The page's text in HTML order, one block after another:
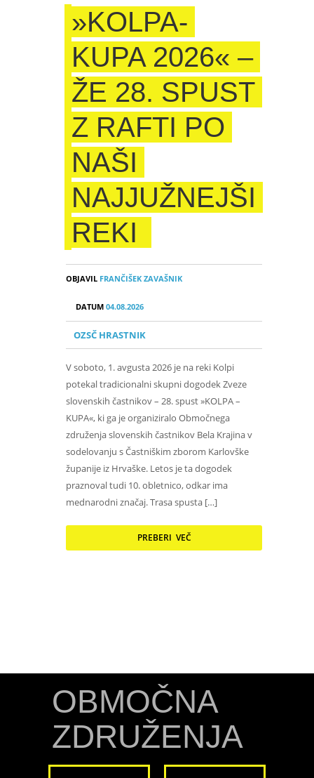
»KOLPA-
KUPA 2026« –
ŽE 28. SPUST
Z RAFTI PO
NAŠI
NAJJUŽNEJŠI
REKI
OBJAVIL FRANČIŠEK ZAVAŠNIK
DATUM 04.08.2026
OZSČ HRASTNIK
V soboto, 1. avgusta 2026 je na reki Kolpi
potekal tradicionalni skupni dogodek Zveze
slovenskih častnikov – 28. spust »KOLPA –
KUPA«, ki ga je organiziralo Območnega
združenja slovenskih častnikov Bela Krajina v
sodelovanju s Častniškim zborom Karlovške
županije iz Hrvaške. Letos je ta dogodek
praznoval tudi 10. obletnico, odkar ima
mednarodni značaj. Trasa spusta […]
PREBERI VEČ
OBMOČNA
ZDRUŽENJA